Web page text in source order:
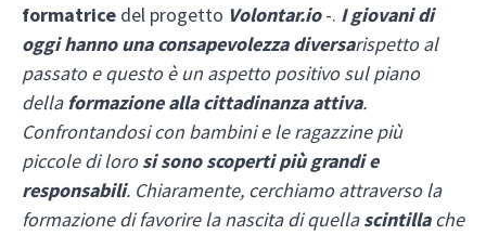
formatrice del progetto Volontar.io-. I giovani di
oggi hanno una consapevolezza diversarispetto al
passato e questo è un aspetto positivo sul piano
dellaformazione alla cittadinanza attiva.
Confrontandosi con bambini e le ragazzine più
piccole di lorosi sono scoperti più grandi e
responsabili. Chiaramente, cerchiamo attraverso la
formazione di favorire la nascita di quellascintillache